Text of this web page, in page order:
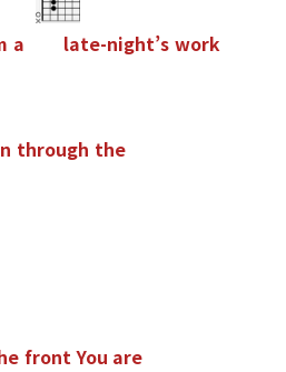
a late-night’s work
n through the
e frontYou are